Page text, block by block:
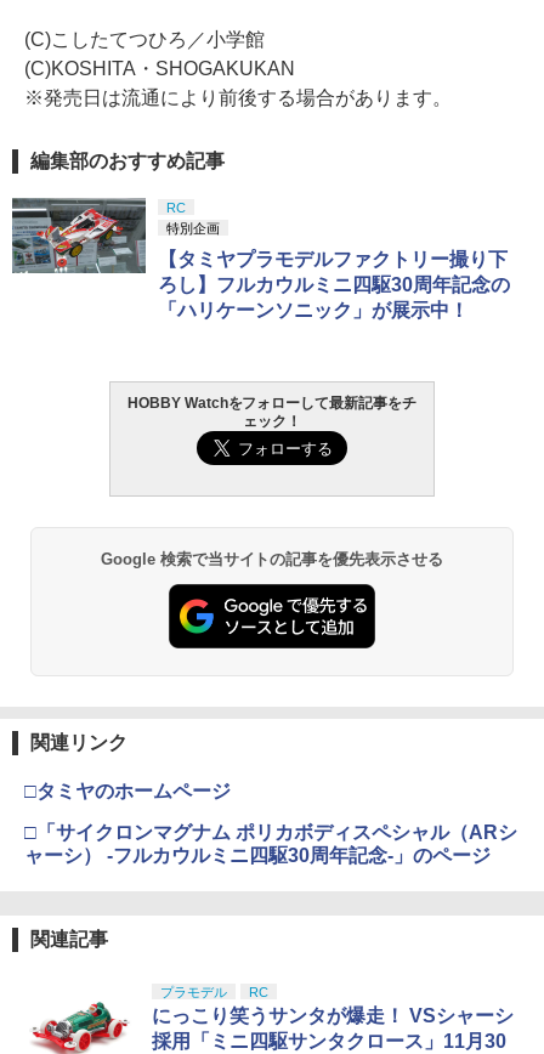
(C)こしたてつひろ／小学館
(C)KOSHITA・SHOGAKUKAN
※発売日は流通により前後する場合があります。
編集部のおすすめ記事
RC
特別企画
【タミヤプラモデルファクトリー撮り下
ろし】フルカウルミニ四駆30周年記念の
「ハリケーンソニック」が展示中！
HOBBY Watchをフォローして最新記事をチ
ェック！
Google 検索で当サイトの記事を優先表示させる
関連リンク
□タミヤのホームページ
□「サイクロンマグナム ポリカボディスペシャル（ARシ
ャーシ） -フルカウルミニ四駆30周年記念-」のページ
関連記事
プラモデル RC
にっこり笑うサンタが爆走！ VSシャーシ
採用「ミニ四駆サンタクロース」11月30